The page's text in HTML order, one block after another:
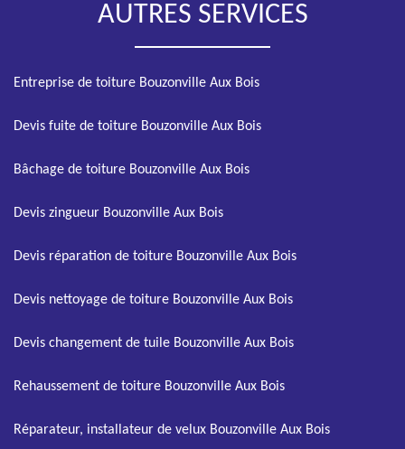
AUTRES SERVICES
Entreprise de toiture Bouzonville Aux Bois
Devis fuite de toiture Bouzonville Aux Bois
Bâchage de toiture Bouzonville Aux Bois
Devis zingueur Bouzonville Aux Bois
Devis réparation de toiture Bouzonville Aux Bois
Devis nettoyage de toiture Bouzonville Aux Bois
Devis changement de tuile Bouzonville Aux Bois
Rehaussement de toiture Bouzonville Aux Bois
Réparateur, installateur de velux Bouzonville Aux Bois